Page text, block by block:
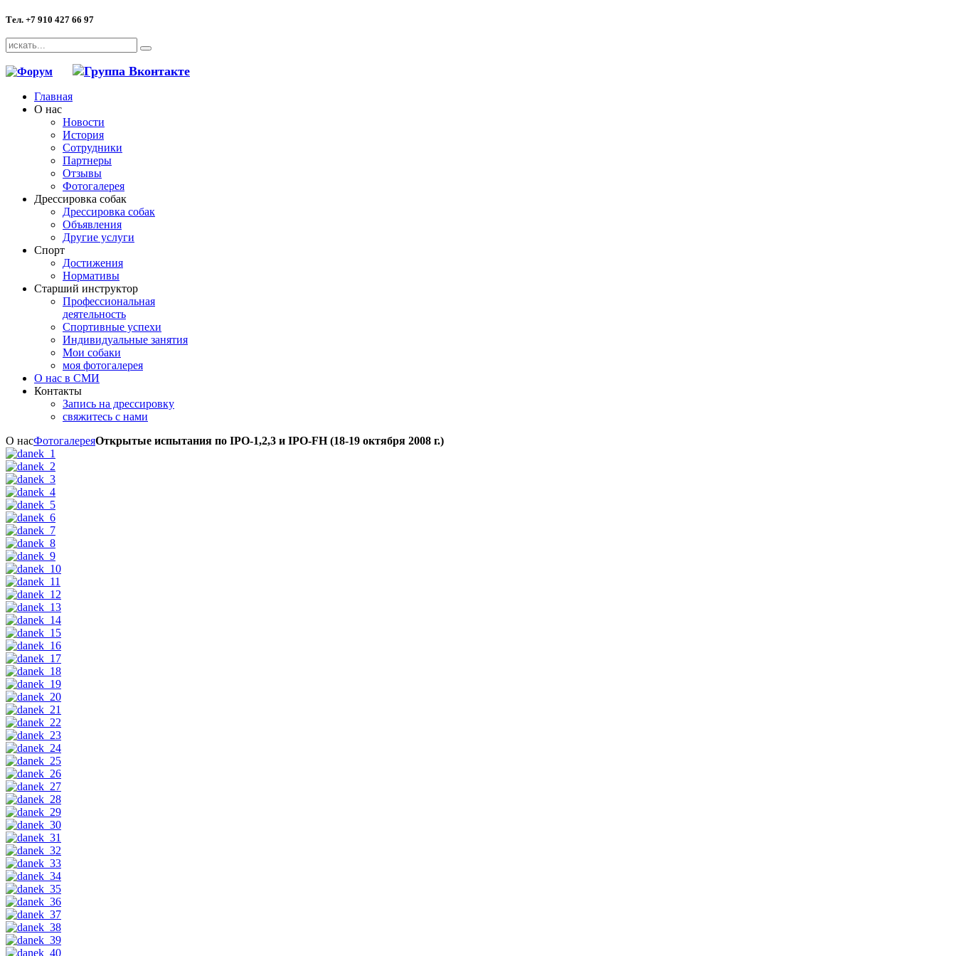
Тел. +7 910 427 66 97
Главная
О нас
Новости
История
Сотрудники
Партнеры
Отзывы
Фотогалерея
Дрессировка собак
Дрессировка собак
Объявления
Другие услуги
Спорт
Достижения
Нормативы
Старший инструктор
Профессиональная
деятельность
Спортивные успехи
Индивидуальные занятия
Мои собаки
моя фотогалерея
О нас в СМИ
Контакты
Запись на дрессировку
свяжитесь с нами
О насФотогалереяОткрытые испытания по IPO-1,2,3 и IPO-FH (18-19 октября 2008 г.)